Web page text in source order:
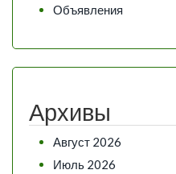
Объявления
Архивы
Август 2026
Июль 2026